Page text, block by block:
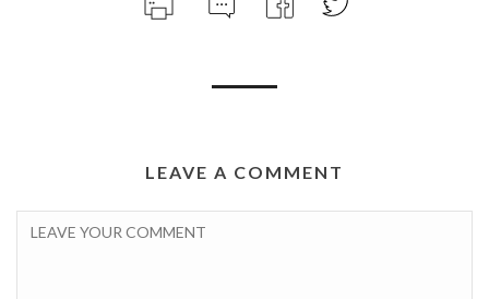
LEAVE A COMMENT